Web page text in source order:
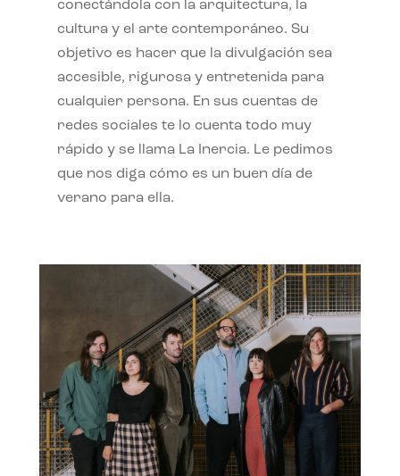
conectándola con la arquitectura, la
cultura y el arte contemporáneo. Su
objetivo es hacer que la divulgación sea
accesible, rigurosa y entretenida para
cualquier persona. En sus cuentas de
redes sociales te lo cuenta todo muy
rápido y se llama La Inercia. Le pedimos
que nos diga cómo es un buen día de
verano para ella.